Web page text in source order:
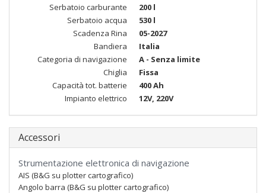
Serbatoio carburante
200 l
Serbatoio acqua
530 l
Scadenza Rina
05-2027
Bandiera
Italia
Categoria di navigazione
A - Senza limite
Chiglia
Fissa
Capacità tot. batterie
400 Ah
Impianto elettrico
12V, 220V
Accessori
Strumentazione elettronica di navigazione
AIS (B&G su plotter cartografico)
Angolo barra (B&G su plotter cartografico)